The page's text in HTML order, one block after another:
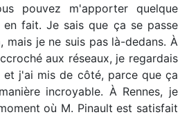
pouvez m'apporter quelque
fait. Je sais que ça se passe
mais je ne suis pas là-dedans. À
aux réseaux, je regardais
j'ai mis de côté, parce que ça
incroyable. À Rennes, je
où M. Pinault est satisfait